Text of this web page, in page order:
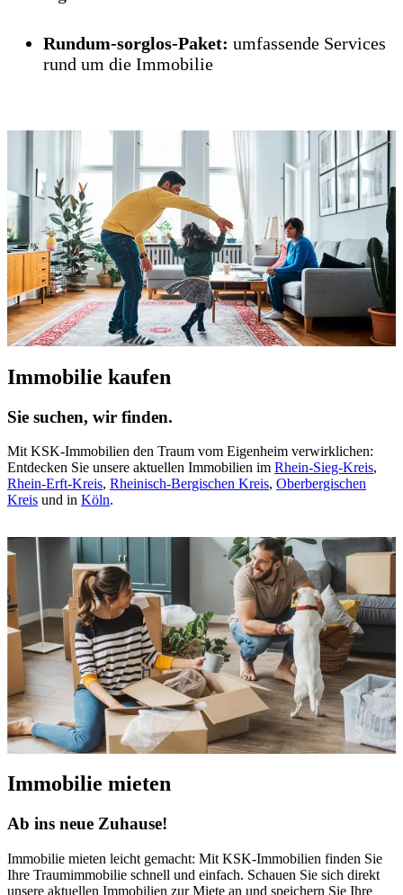
Rundum-sorglos-Paket: umfassende Services
rund um die Immobilie
Immobilie kaufen
Sie suchen, wir finden.
Mit KSK-Immobilien den Traum vom Eigenheim verwirklichen:
Entdecken Sie unsere aktuellen Immobilien im Rhein-Sieg-Kreis,
Rhein-Erft-Kreis, Rheinisch-Bergischen Kreis, Oberbergischen
Kreis und in Köln.
Immobilie mieten
Ab ins neue Zuhause!
Immobilie mieten leicht gemacht: Mit KSK-Immobilien finden Sie
Ihre Traumimmobilie schnell und einfach. Schauen Sie sich direkt
unsere aktuellen Immobilien zur Miete an und speichern Sie Ihre